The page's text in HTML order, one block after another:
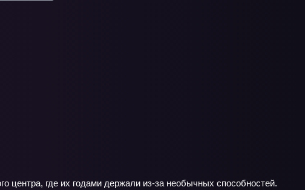
центра, где их годами держали из‑за необычных способностей.